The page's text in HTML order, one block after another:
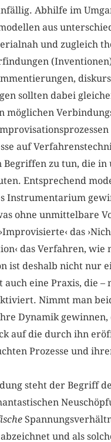
Abhilfe im
aus
und zugleich
sollten dabei
möglichen
auf
Begriffen zu tun, die
Entsprechend
Instrumentarium
ohne unmittelbare
das
das Verfahren,
ist deshalb nicht nur
eine Praxis, die
Nimmt man
Dynamik
auf die durch ihn
Prozesse und
steht der Begriff
und als